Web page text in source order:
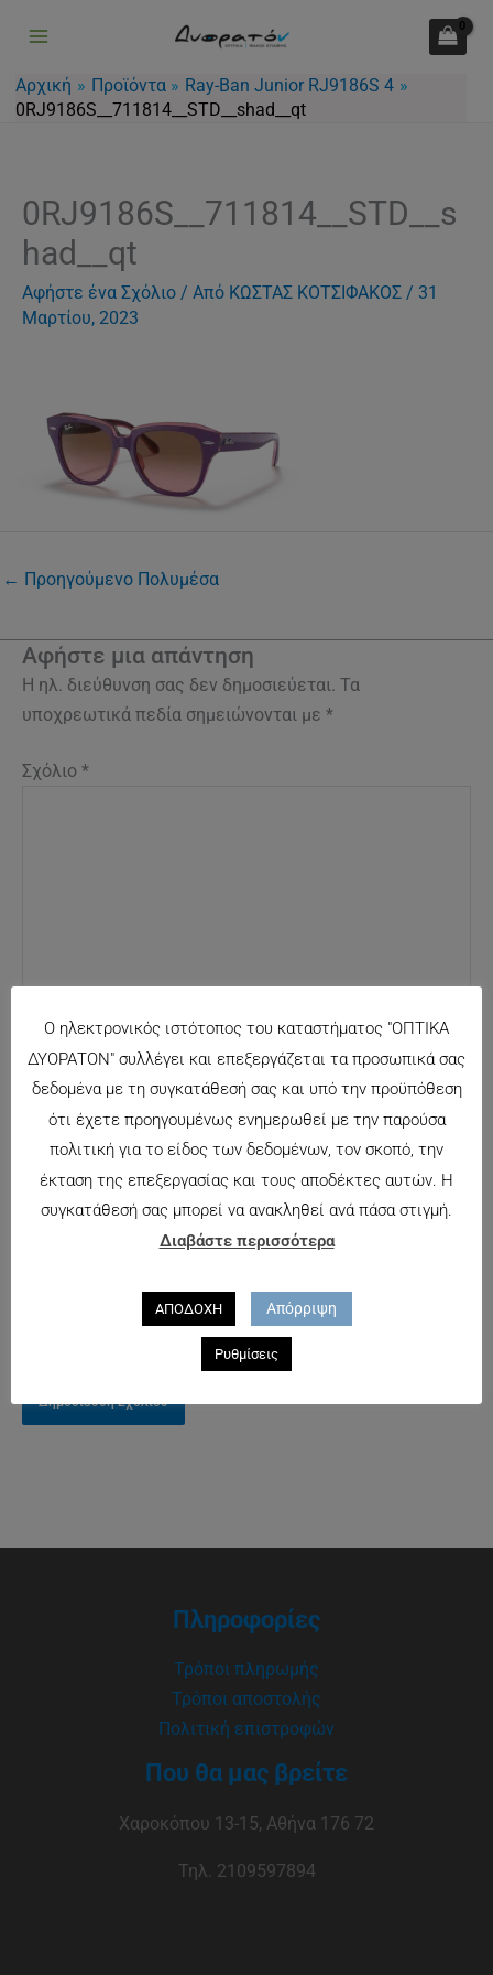
περιεχόμενο
Αρχική Προϊόντα
Ray-Ban Junior RJ9186S 4
0RJ9186S__711814__STD__shad__qt
0RJ9186S__711814__STD__s
had__qt
Αφήστε ένα Σχόλιο / Από ΚΩΣΤΑΣ ΚΟΤΣΙΦΑΚΟΣ / 31
Μαρτίου, 2023
← Προηγούμενο Πολυμέσα
Αφήστε μια απάντηση
Η ηλ. διεύθυνση σας δεν δημοσιεύεται. Τα
υποχρεωτικά πεδία σημειώνονται με *
Σχόλιο *
Όνομα*
Αποθήκευσε
το όνομά μου,
ιστότοπο μου
Πληροφορίες
Τρόποι πληρωμής
Τρόποι αποστολής
Πολιτική επιστροφών
Που θα μας βρείτε
Χαροκόπου 13-15, Αθήνα 176 72
Τηλ. 2109597894
Ο ηλεκτρονικός ιστότοπος του καταστήματος "ΟΠΤΙΚΑ
ΔΥΟΡΑΤΟΝ" συλλέγει και επεξεργάζεται τα προσωπικά σας
δεδομένα με τη συγκατάθεσή σας και υπό την προϋπόθεση
ότι έχετε προηγουμένως ενημερωθεί με την παρούσα
πολιτική για το είδος των δεδομένων, τον σκοπό, την
έκταση της επεξεργασίας και τους αποδέκτες αυτών. Η
συγκατάθεσή σας μπορεί να ανακληθεί ανά πάσα στιγμή.
Διαβάστε περισσότερα
ΑΠΟΔΟΧΗ Απόρριψη
Ρυθμίσεις